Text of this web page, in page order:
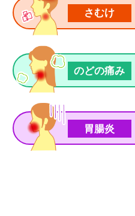
さむけ
のどの痛み
胃腸炎